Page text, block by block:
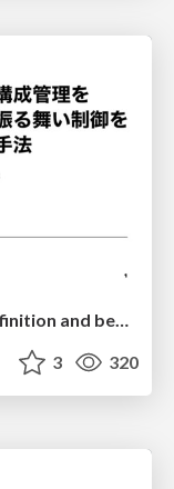
A method for separating policy definition and behavior control by an intermediate language to achieve optimal server configuration management according to the situation
3 320